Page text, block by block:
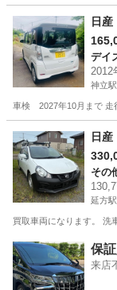
日
デイ
2012
神立駅
車検 2027年10月まで 走
茨城 かすみがうら市
その
延方駅
買取車両になります。 洗
茨城 潮来市 延
保
来店